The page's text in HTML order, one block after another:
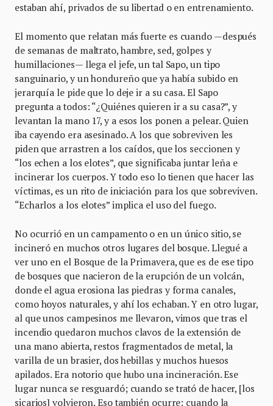
estaban ahí, privados de su libertad o en entrenamiento.
El momento que relatan más fuerte es cuando —después
de semanas de maltrato, hambre, sed, golpes y
humillaciones— llega el jefe, un tal Sapo, un tipo
sanguinario, y un hondureño que ya había subido en
jerarquía le pide que lo deje ir a su casa. El Sapo
pregunta a todos: “¿Quiénes quieren ir a su casa?”, y
levantan la mano 17, y a esos los ponen a pelear. Quien
iba cayendo era asesinado. A los que sobreviven les
piden que arrastren a los caídos, que los seccionen y
“los echen a los elotes”, que significaba juntar leña e
incinerar los cuerpos. Y todo eso lo tienen que hacer las
víctimas, es un rito de iniciación para los que sobreviven.
“Echarlos a los elotes” implica el uso del fuego.
No ocurrió en un campamento o en un único sitio, se
incineró en muchos otros lugares del bosque. Llegué a
ver uno en el Bosque de la Primavera, que es de ese tipo
de bosques que nacieron de la erupción de un volcán,
donde el agua erosiona las piedras y forma canales,
como hoyos naturales, y ahí los echaban. Y en otro lugar,
al que unos campesinos me llevaron, vimos que tras el
incendio quedaron muchos clavos de la extensión de
una mano abierta, restos fragmentados de metal, la
varilla de un brasier, dos hebillas y muchos huesos
apilados. Era notorio que hubo una incineración. Ese
lugar nunca se resguardó; cuando se trató de hacer, [los
sicarios] volvieron. Eso también ocurre: cuando la